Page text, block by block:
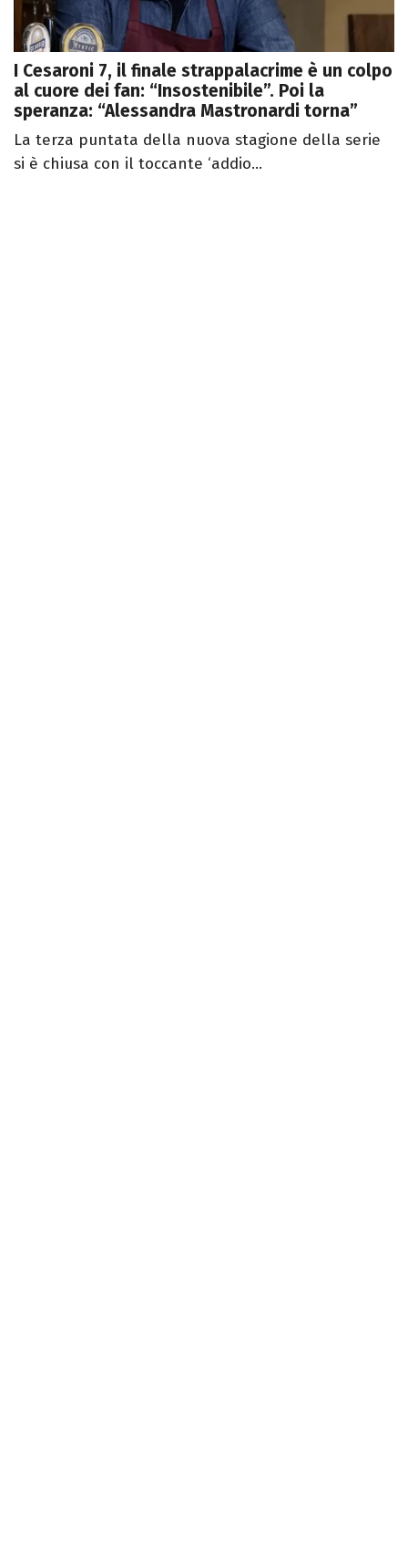
I Cesaroni 7, il finale strappalacrime è un colpo
al cuore dei fan: “Insostenibile”. Poi la
speranza: “Alessandra Mastronardi torna”
La terza puntata della nuova stagione della serie
si è chiusa con il toccante ‘addio...